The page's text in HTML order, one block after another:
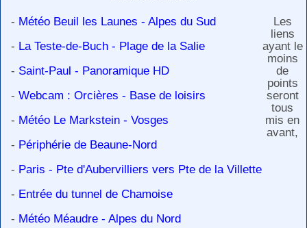
- Météo Beuil les Launes - Alpes du Sud
- La Teste-de-Buch - Plage de la Salie
- Saint-Paul - Panoramique HD
- Webcam : Orcières - Base de loisirs
- Météo Le Markstein - Vosges
- Périphérie de Beaune-Nord
- Paris - Pte d'Aubervilliers vers Pte de la Villette
- Entrée du tunnel de Chamoise
- Météo Méaudre - Alpes du Nord
Les
liens
ayant le
moins
de
points
seront
tous
mis en
avant,